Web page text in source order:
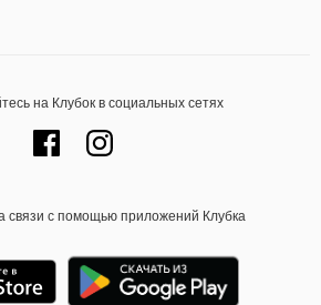
на Клубок в социальных сетях
связи с помощью приложений Клубка